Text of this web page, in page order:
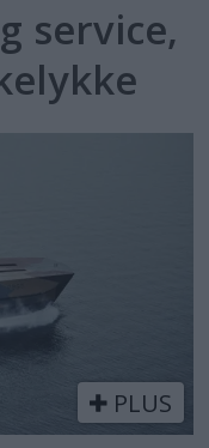
service,
PLUS